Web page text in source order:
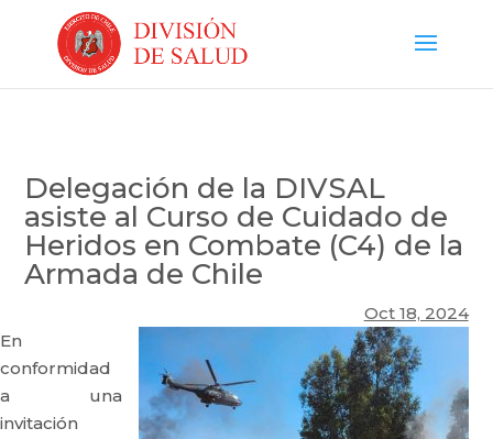
Delegación de la DIVSAL
asiste al Curso de Cuidado de
Heridos en Combate (C4) de la
Armada de Chile
Oct 18, 2024
En
conformidad
a una
invitación